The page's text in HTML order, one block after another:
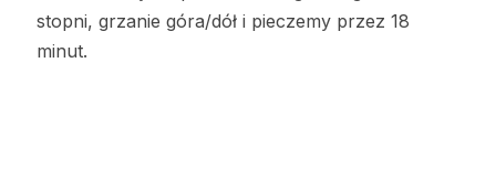
stopni, grzanie góra/dół i pieczemy przez 18
minut.